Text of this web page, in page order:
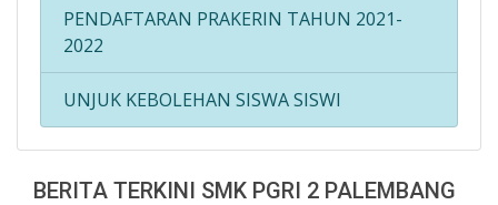
PENDAFTARAN PRAKERIN TAHUN 2021-
2022
UNJUK KEBOLEHAN SISWA SISWI
BERITA TERKINI SMK PGRI 2 PALEMBANG